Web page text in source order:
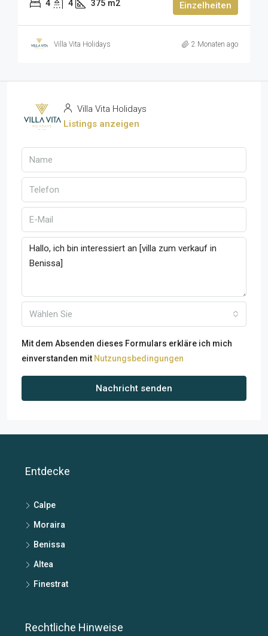
4 4 375 m2 Einzelheiten
Villa Vita Holidays 2 Monaten ago
Villa Vita Holidays
Listings anzeigen
Wählen Sie
Mit dem Absenden dieses Formulars erkläre ich mich
einverstanden mit Nutzungsbedingungen
Nachricht senden
Entdecke
Calpe
Moraira
Benissa
Altea
Finestrat
Rechtliche Hinweise